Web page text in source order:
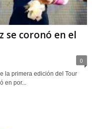
se coronó en el
0
la primera edición del Tour
en por...